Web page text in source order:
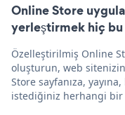
Online Store
yerleştirmek hiç bu
Özelleştirilmiş Online
oluşturun, web
Store sayfanıza,
istediğiniz herhangi bir